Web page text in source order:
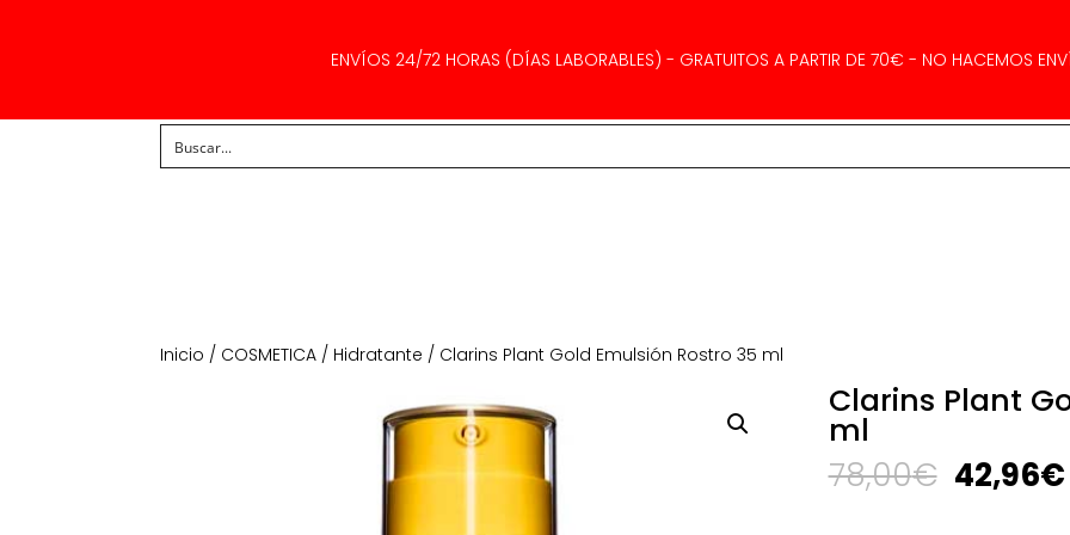
ENVÍOS 24/72 HORAS (DÍAS LABORABLES) - GRATUITOS A PARTIR DE 70€ - NO HACEMOS
Inicio / COSMETICA / Hidratante / Clarins Plant Gold Emulsión Rostro 35 ml
Clarins Plant
ml
78,00€ El
precio
42,96€El